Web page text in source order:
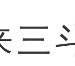
三